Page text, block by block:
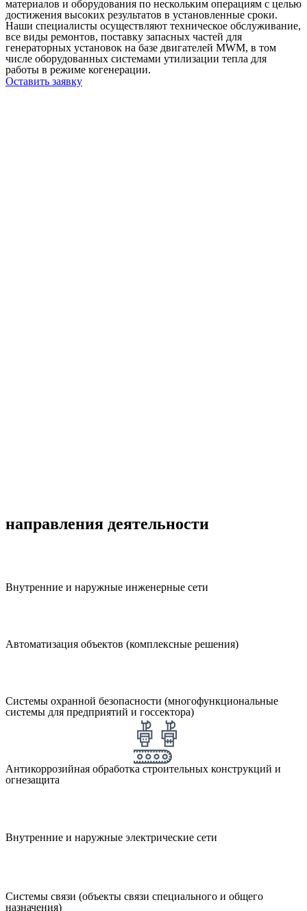
материалов и оборудования по нескольким операциям с целью
достижения высоких результатов в установленные сроки.
Наши специалисты осуществляют техническое обслуживание,
все виды ремонтов, поставку запасных частей для
генераторных установок на базе двигателей MWM, в том
числе оборудованных системами утилизации тепла для
работы в режиме когенерации.
Оставить заявку
направления деятельности
Внутренние и наружные инженерные сети
Автоматизация объектов (комплексные решения)
Системы охранной безопасности (многофункциональные
системы для предприятий и госсектора)
Антикоррозийная обработка строительных конструкций и
огнезащита
Внутренние и наружные электрические сети
Системы связи (объекты связи специального и общего
назначения)